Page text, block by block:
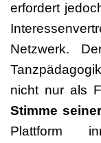
erfordert
Netzwerk.
nicht nur als
Stimme
Plattform